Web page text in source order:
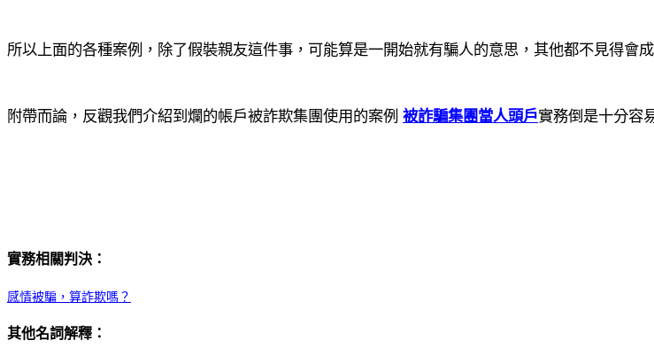
所以上面的各種案例，除了假裝親友這件事，可能算是一開始就有騙人的意思，其他都不見得會
附帶而論，反觀我們介紹到爛的帳戶被詐欺集團使用的案例 被詐騙集團當人頭戶實務倒是十分
實務相關判決：
感情被騙，算詐欺嗎？
其他名詞解釋：